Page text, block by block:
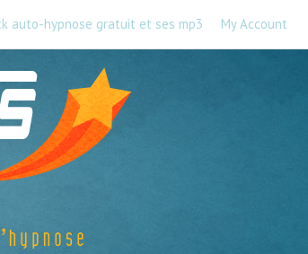
auto-hypnose gratuit et ses mp3 My Account